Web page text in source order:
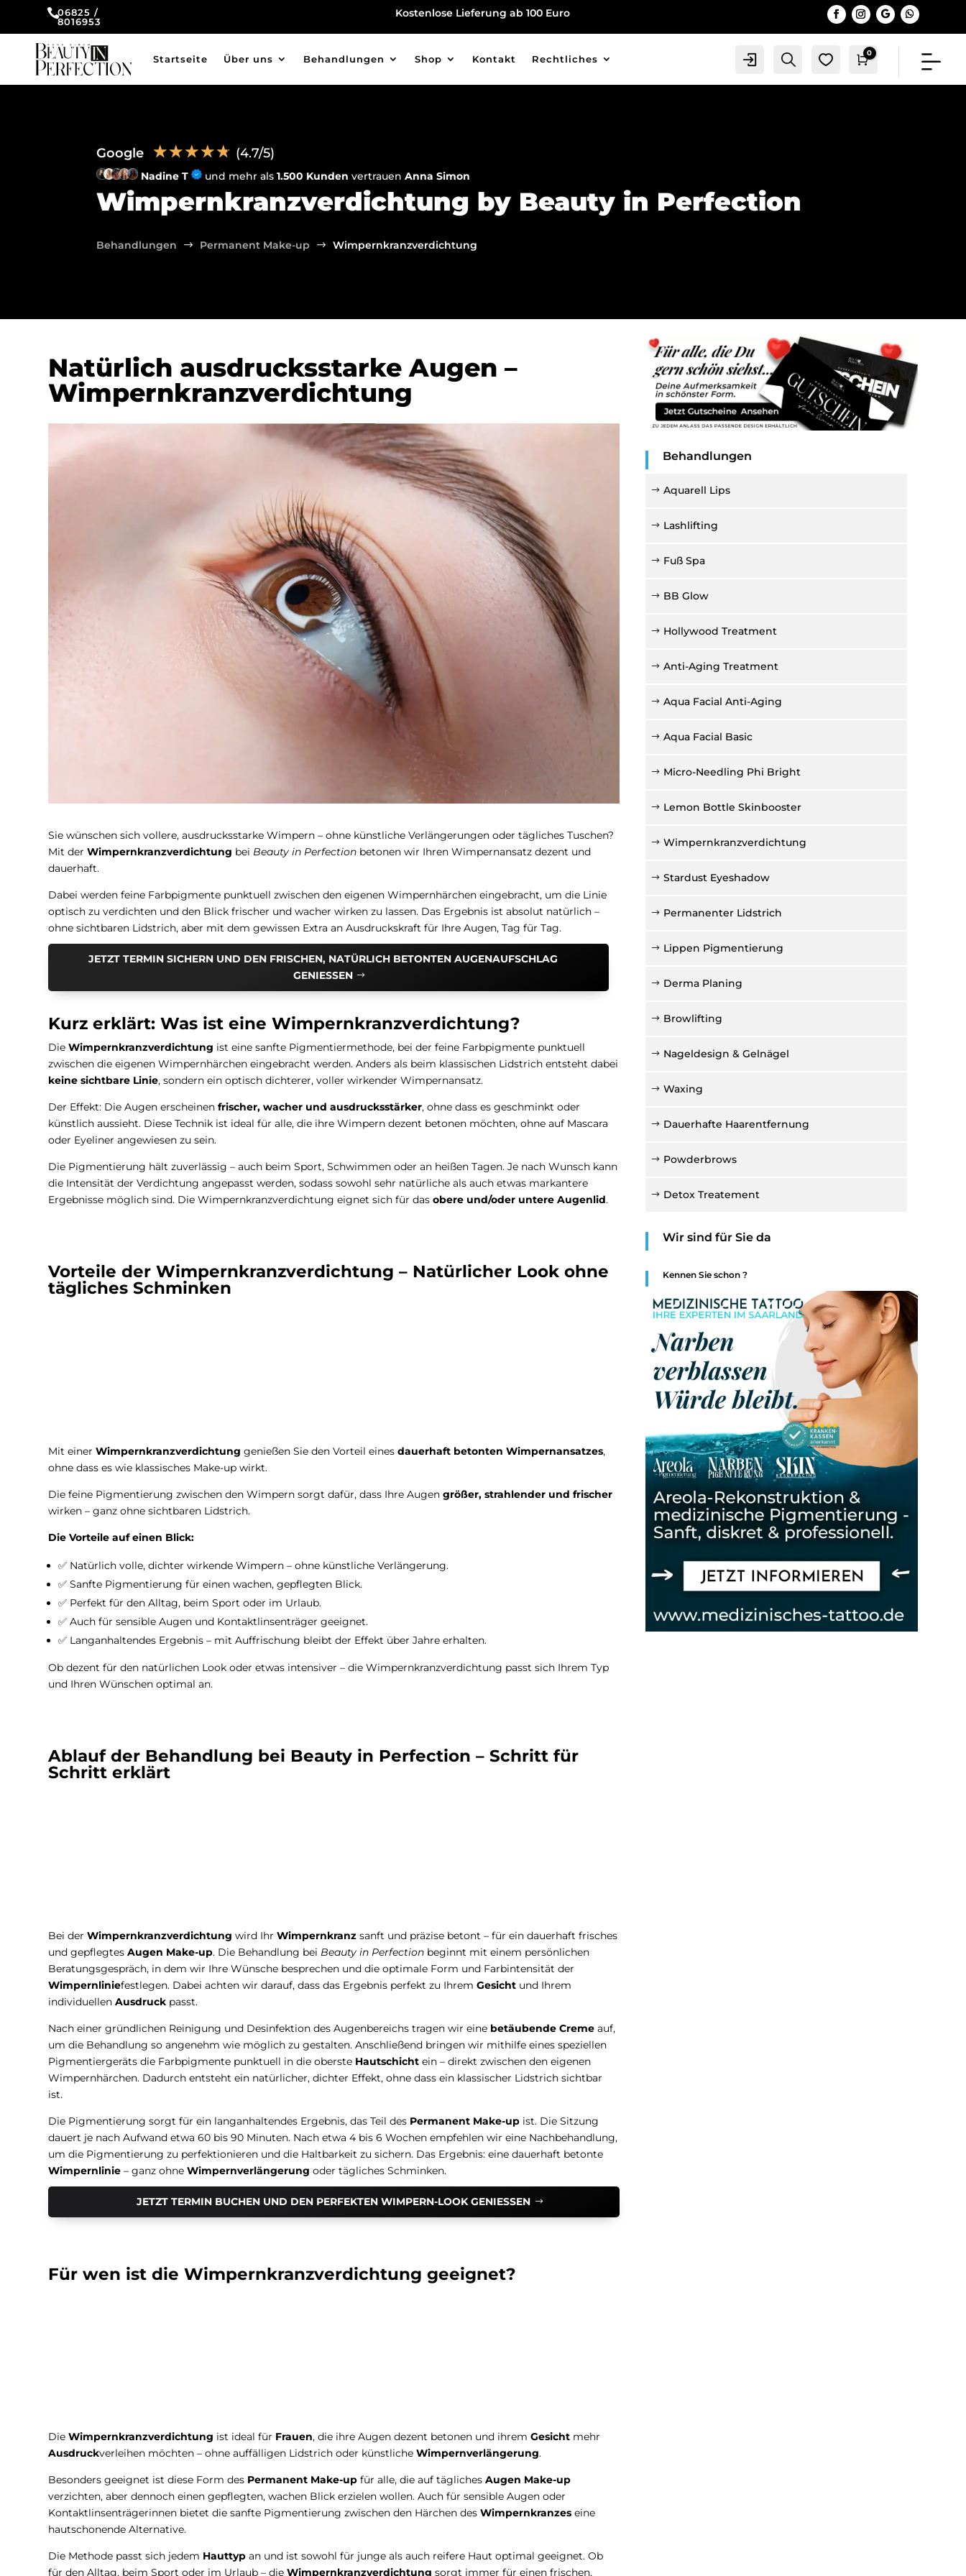
06825 /
8016953
Kostenlose Lieferung ab 100 Euro
Startseite Über uns Behandlungen Shop Kontakt Rechtliches Account Search Warenkorb
0
€
Google ☆☆☆☆☆ (4.7/5)
Nadine T und mehr als1.500 KundenvertrauenAnna Simon
Wimpernkranzverdichtung by Beauty in Perfection
Behandlungen $ Permanent Make-up $ Wimpernkranzverdichtung
Natürlich ausdrucksstarke Augen –
Wimpernkranzverdichtung
Sie wünschen sich vollere, ausdrucksstarke Wimpern – ohne künstliche Verlängerungen oder tägliches Tuschen?
Mit derWimpernkranzverdichtung bei Beauty in Perfection betonen wir Ihren Wimpernansatz dezent und
dauerhaft.
Dabei werden feine Farbpigmente punktuell zwischen den eigenen Wimpernhärchen eingebracht, um die Linie
optisch zu verdichten und den Blick frischer und wacher wirken zu lassen. Das Ergebnis ist absolut natürlich –
ohne sichtbaren Lidstrich, aber mit dem gewissen Extra an Ausdruckskraft für Ihre Augen, Tag für Tag.
JETZT TERMIN SICHERN UND DEN FRISCHEN, NATÜRLICH BETONTEN AUGENAUFSCHLAG
GENIESSEN
Kurz erklärt: Was ist eine Wimpernkranzverdichtung?
DieWimpernkranzverdichtung ist eine sanfte Pigmentiermethode, bei der feine Farbpigmente punktuell
zwischen die eigenen Wimpernhärchen eingebracht werden. Anders als beim klassischen Lidstrich entsteht dabei
keine sichtbare Linie, sondern ein optisch dichterer, voller wirkender Wimpernansatz.
Der Effekt: Die Augen erscheinenfrischer, wacher und ausdrucksstärker, ohne dass es geschminkt oder
künstlich aussieht. Diese Technik ist ideal für alle, die ihre Wimpern dezent betonen möchten, ohne auf Mascara
oder Eyeliner angewiesen zu sein.
Die Pigmentierung hält zuverlässig – auch beim Sport, Schwimmen oder an heißen Tagen. Je nach Wunsch kann
die Intensität der Verdichtung angepasst werden, sodass sowohl sehr natürliche als auch etwas markantere
Ergebnisse möglich sind. Die Wimpernkranzverdichtung eignet sich für dasobere und/oder untere Augenlid.
Vorteile der Wimpernkranzverdichtung – Natürlicher Look ohne
tägliches Schminken
Mit einerWimpernkranzverdichtung genießen Sie den Vorteil einesdauerhaft betonten Wimpernansatzes,
ohne dass es wie klassisches Make-up wirkt.
Die feine Pigmentierung zwischen den Wimpern sorgt dafür, dass Ihre Augengrößer, strahlender und frischer
wirken – ganz ohne sichtbaren Lidstrich.
Die Vorteile auf einen Blick:
✅ Natürlich volle, dichter wirkende Wimpern – ohne künstliche Verlängerung.
✅ Sanfte Pigmentierung für einen wachen, gepflegten Blick.
✅ Perfekt für den Alltag, beim Sport oder im Urlaub.
✅ Auch für sensible Augen und Kontaktlinsenträger geeignet.
✅ Langanhaltendes Ergebnis – mit Auffrischung bleibt der Effekt über Jahre erhalten.
Ob dezent für den natürlichen Look oder etwas intensiver – die Wimpernkranzverdichtung passt sich Ihrem Typ
und Ihren Wünschen optimal an.
Ablauf der Behandlung bei Beauty in Perfection – Schritt für
Schritt erklärt
Bei derWimpernkranzverdichtung wird IhrWimpernkranz sanft und präzise betont – für ein dauerhaft frisches
und gepflegtesAugen Make-up. Die Behandlung bei Beauty in Perfection beginnt mit einem persönlichen
Beratungsgespräch, in dem wir Ihre Wünsche besprechen und die optimale Form und Farbintensität der
Wimpernliniefestlegen. Dabei achten wir darauf, dass das Ergebnis perfekt zu IhremGesicht und Ihrem
individuellenAusdruck passt.
Nach einer gründlichen Reinigung und Desinfektion des Augenbereichs tragen wir eine betäubende Creme auf,
um die Behandlung so angenehm wie möglich zu gestalten. Anschließend bringen wir mithilfe eines speziellen
Pigmentiergeräts die Farbpigmente punktuell in die oberste Hautschicht ein – direkt zwischen den eigenen
Wimpernhärchen. Dadurch entsteht ein natürlicher, dichter Effekt, ohne dass ein klassischer Lidstrich sichtbar
ist.
Die Pigmentierung sorgt für ein langanhaltendes Ergebnis, das Teil des Permanent Make-up ist. Die Sitzung
dauert je nach Aufwand etwa 60 bis 90 Minuten. Nach etwa 4 bis 6 Wochen empfehlen wir eine Nachbehandlung,
um die Pigmentierung zu perfektionieren und die Haltbarkeit zu sichern. Das Ergebnis: eine dauerhaft betonte
Wimpernlinie – ganz ohneWimpernverlängerung oder tägliches Schminken.
JETZT TERMIN BUCHEN UND DEN PERFEKTEN WIMPERN-LOOK GENIESSEN
Für wen ist die Wimpernkranzverdichtung geeignet?
DieWimpernkranzverdichtung ist ideal für Frauen, die ihre Augen dezent betonen und ihremGesicht mehr
Ausdruckverleihen möchten – ohne auffälligen Lidstrich oder künstlicheWimpernverlängerung.
Besonders geeignet ist diese Form des Permanent Make-up für alle, die auf täglichesAugen Make-up
verzichten, aber dennoch einen gepflegten, wachen Blick erzielen wollen. Auch für sensible Augen oder
Kontaktlinsenträgerinnen bietet die sanfte Pigmentierung zwischen den Härchen desWimpernkranzes eine
hautschonende Alternative.
Die Methode passt sich jedem Hauttyp an und ist sowohl für junge als auch reifere Haut optimal geeignet. Ob
für den Alltag, beim Sport oder im Urlaub – dieWimpernkranzverdichtung sorgt immer für einen frischen,
Behandlungen
Aquarell Lips
Lashlifting
Fuß Spa
BB Glow
Hollywood Treatment
Anti-Aging Treatment
Aqua Facial Anti-Aging
Aqua Facial Basic
Micro-Needling Phi Bright
Lemon Bottle Skinbooster
Wimpernkranzverdichtung
Stardust Eyeshadow
Permanenter Lidstrich
Lippen Pigmentierung
Derma Planing
Browlifting
Nageldesign & Gelnägel
Waxing
Dauerhafte Haarentfernung
Powderbrows
Detox Treatement
Wir sind für Sie da
Kennen Sie schon ?